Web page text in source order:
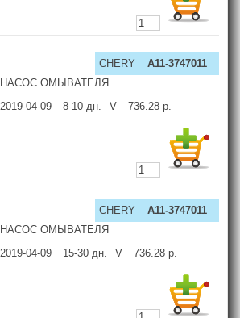
CHERY
A11-3747011
НАСОС ОМЫВАТЕЛЯ
2019-04-09
8-10 дн. V 736.28 р.
CHERY
A11-3747011
НАСОС ОМЫВАТЕЛЯ
2019-04-09
15-30 дн. V 736.28 р.